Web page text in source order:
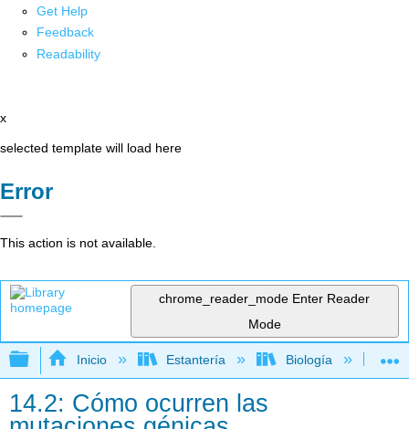
Get Help
Feedback
Readability
x
selected template will load here
Error
This action is not available.
chrome_reader_mode Enter Reader
Mode
Expandir/contraer jerarquía global
Inicio Estantería Biología
14.2: Cómo ocurren las